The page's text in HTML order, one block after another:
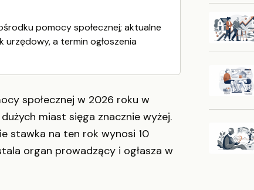
pomocy społecznej; aktualne
a termin ogłoszenia
społecznej w 2026 roku w
miast sięga znacznie wyżej.
stawka na ten rok wynosi 10
organ prowadzący i ogłasza w